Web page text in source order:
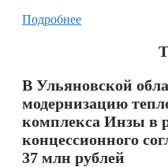
Подробнее
В Ульяновской
модернизацию
комплекса Инзы в
концессионного
37 млн рублей